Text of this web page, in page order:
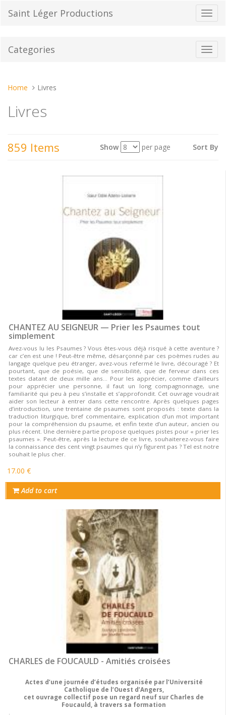
Saint Léger Productions
Categories
You
here:
Home Livres
Livres
859 Items Show per page Sort By
CHANTEZ AU SEIGNEUR — Prier les Psaumes tout
simplement
Avez-vous lu les Psaumes ? Vous êtes-vous déjà risqué à cette aventure ?
car c’en est une ! Peut-être même, désarçonné par ces poèmes rudes au
langage quelque peu étranger, avez-vous refermé le livre, découragé ? Et
pourtant, que de poésie, que de sensibilité, que de ferveur dans ces
textes datant de deux mille ans… Pour les apprécier, comme d’ailleurs
pour apprécier une personne, il faut un long compagnonnage, une
familiarité qui peu à peu s’installe et s’approfondit. Cet ouvrage voudrait
aider son lecteur à entrer dans cette rencontre. Après quelques pages
d’introduction, une trentaine de psaumes sont proposés : texte dans la
traduction liturgique, bref commentaire, explication d’un mot important
pour la compréhension du psaume, et enfin texte d’un auteur, ancien ou
plus récent. Une dernière partie propose quelques pistes pour « prier les
psaumes ». Peut-être, après la lecture de ce livre, souhaiterez-vous faire
la connaissance des cent vingt psaumes qui n’y figurent pas ? Tel est notre
souhait le plus cher.
17.00 €
Add to cart
CHARLES de FOUCAULD - Amitiés croisées
Actes d’une journée d’études organisée par l’Université
Catholique de l’Ouest d’Angers,
cet ouvrage collectif pose un regard neuf sur Charles de
Foucauld, à travers sa formation